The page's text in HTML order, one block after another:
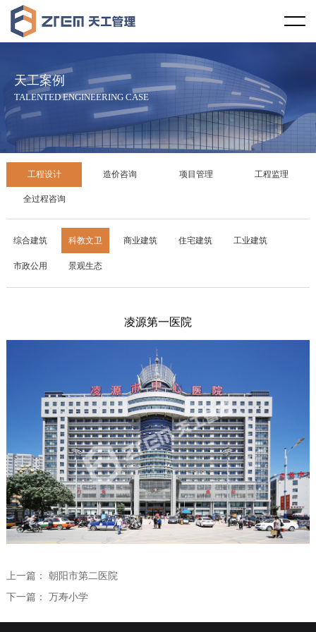
天工案例
TALENTED ENGINEERING CASE
工程设计 造价咨询 项目管理 工程监理
全过程咨询
综合建筑 科教文卫 商业建筑 住宅建筑 工业建筑
市政公用 景观生态
凌源第一医院
上一篇： 朝阳市第二医院
下一篇： 万寿小学
天工视野
企业概况
企业资质
合作伙伴
天工文化
企业宗旨
廉政教育
天工资讯
技术规范
造价咨询
全过程咨询
学术研究
学术交流
学术论文
专利课题
专业技术委员会
人力资源
人才理念
员工培训
社会招聘
联系我们